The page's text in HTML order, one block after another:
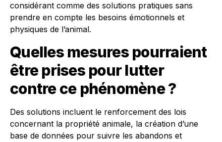
considérant comme des solutions pratiques sans
prendre en compte les besoins émotionnels et
physiques de l’animal.
Quelles mesures pourraient
être prises pour lutter
contre ce phénomène ?
Des solutions incluent le renforcement des lois
concernant la propriété animale, la création d’une
base de données pour suivre les abandons et